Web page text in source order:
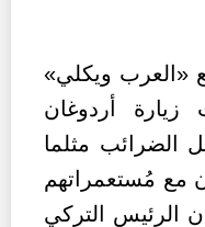
«العرب ويكلي»
زيارة أردوغان
الضرائب مثلما
مع مُستعمراتهم
الرئيس التركي